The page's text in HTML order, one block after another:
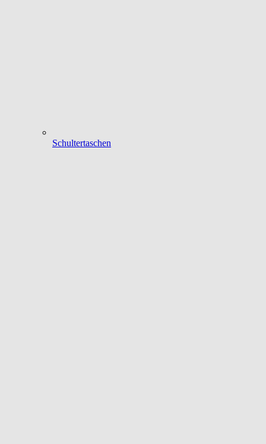
Schultertaschen